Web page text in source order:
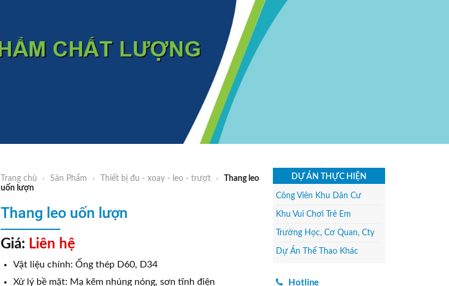
Trang chủ » Sản Phẩm » Thiết bị đu - xoay - leo - trượt »
Thang leo
uốn lượn
Thang leo uốn lượn
Giá: Liên hệ
Vật liệu chính: Ống thép D60, D34
Xử lý bề mặt: Mạ kẽm nhúng nóng, sơn tĩnh điện
DỰ ÁN THỰC HIỆN
Công Viên Khu Dân Cư
Khu Vui Chơi Trẻ Em
Trường Học, Cơ Quan, Cty
Dự Án Thể Thao Khác
Hotline